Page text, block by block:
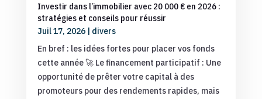
Investir dans l’immobilier avec 20 000 € en 2026 :
stratégies et conseils pour réussir
Juil 17, 2026| divers
En bref : les idées fortes pour placer vos fonds
cette année 🚀 Le financement participatif : Une
opportunité de prêter votre capital à des
promoteurs pour des rendements rapides, mais